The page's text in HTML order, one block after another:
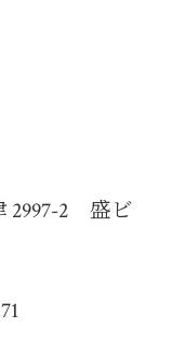
2997-2 盛ビ